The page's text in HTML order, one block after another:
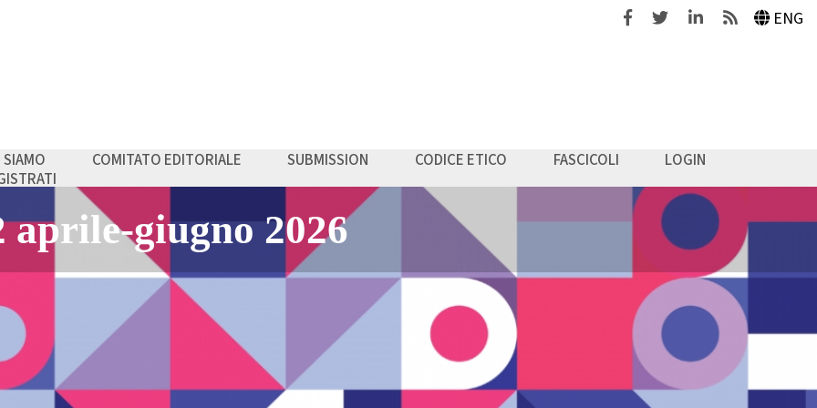
FacebookTwitterLinkedinFeeds ENG
SIAMO COMITATO EDITORIALE SUBMISSION CODICE ETICO FASCICOLI
LOGIN
- Economia & Management
giugno 2026